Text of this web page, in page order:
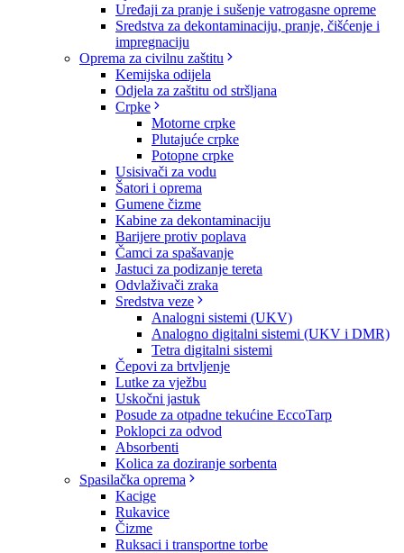
Uređaji za pranje i sušenje vatrogasne opreme
Sredstva za dekontaminaciju, pranje, čišćenje i
impregnaciju
Oprema za civilnu zaštitu
Kemijska odijela
Odjela za zaštitu od stršljana
Crpke
Motorne crpke
Plutajuće crpke
Potopne crpke
Usisivači za vodu
Šatori i oprema
Gumene čizme
Kabine za dekontaminaciju
Barijere protiv poplava
Čamci za spašavanje
Jastuci za podizanje tereta
Odvlaživači zraka
Sredstva veze
Analogni sistemi (UKV)
Analogno digitalni sistemi (UKV i DMR)
Tetra digitalni sistemi
Čepovi za brtvljenje
Lutke za vježbu
Uskočni jastuk
Posude za otpadne tekućine EccoTarp
Poklopci za odvod
Absorbenti
Kolica za doziranje sorbenta
Spasilačka oprema
Kacige
Rukavice
Čizme
Ruksaci i transportne torbe